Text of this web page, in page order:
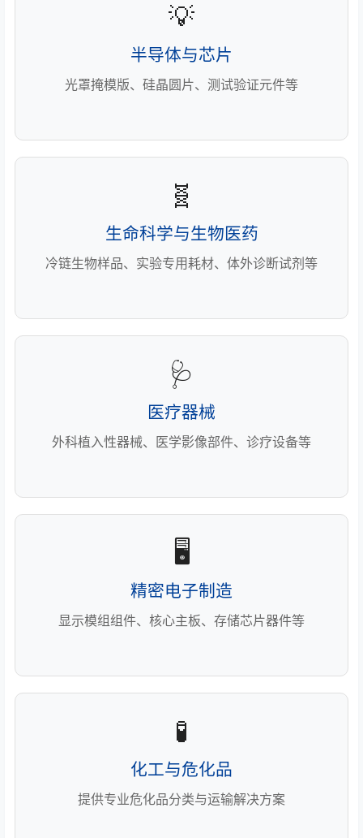
💡
半导体与芯片
光罩掩模版、硅晶圆片、测试验证元件等
🧬
生命科学与生物医药
冷链生物样品、实验专用耗材、体外诊断试剂等
🩺
医疗器械
外科植入性器械、医学影像部件、诊疗设备等
🖥️
精密电子制造
显示模组组件、核心主板、存储芯片器件等
🧪
化工与危化品
提供专业危化品分类与运输解决方案